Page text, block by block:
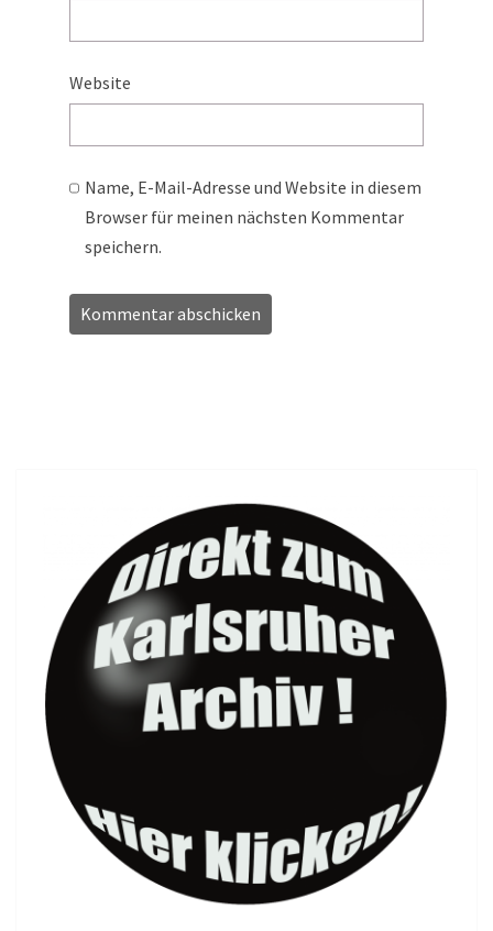
Website
Name, E-Mail-Adresse und Website in diesem
Browser für meinen nächsten Kommentar
speichern.